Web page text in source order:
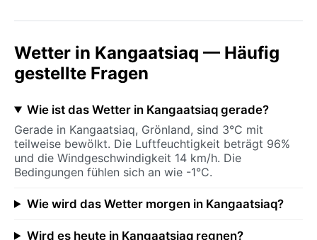
Wetter in Kangaatsiaq — Häufig
gestellte Fragen
Wie ist das Wetter in Kangaatsiaq gerade?
Gerade in Kangaatsiaq, Grönland, sind 3°C mit
teilweise bewölkt. Die Luftfeuchtigkeit beträgt 96%
und die Windgeschwindigkeit 14 km/h. Die
Bedingungen fühlen sich an wie -1°C.
Wie wird das Wetter morgen in Kangaatsiaq?
Wird es heute in Kangaatsiaq regnen?